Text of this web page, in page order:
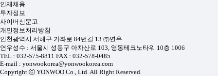
인재채용
투자정보
사이버신문고
개인정보처리방침
인천광역시 서해구 가좌로 84번길 13 ㈜연우
연우성수 : 서울시 성동구 아차산로 103, 영동테크노타워 10층 1006
TEL : 032-575-8811 FAX : 032-578-0485
E-mail : yonwookorea@yonwookorea.com
Copyright ⓒ YONWOO Co., Ltd. All Right Reserved.